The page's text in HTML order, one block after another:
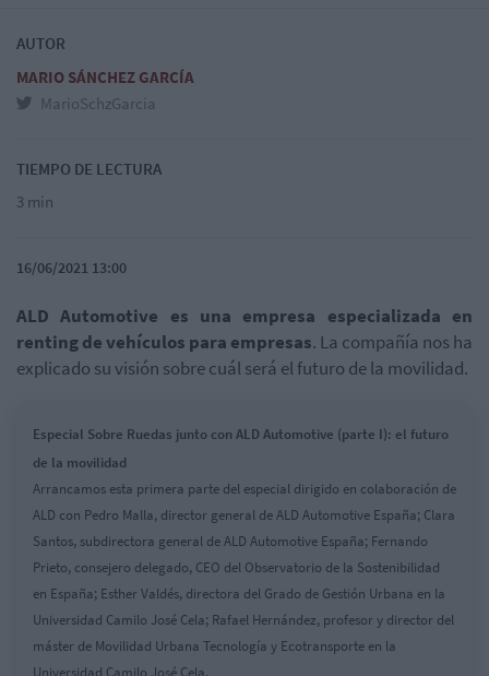
AUTOR
MARIO SÁNCHEZ GARCÍA
MarioSchzGarcia
TIEMPO DE LECTURA
3 min
16/06/2021 13:00
ALD Automotive es una empresa especializada en
renting de vehículos para empresas. La compañía nos ha
explicado su visión sobre cuál será el futuro de la movilidad.
Especial Sobre Ruedas junto con ALD Automotive (parte I): el futuro
de la movilidad
Arrancamos esta primera parte del especial dirigido en colaboración de
ALD con Pedro Malla, director general de ALD Automotive España; Clara
Santos, subdirectora general de ALD Automotive España; Fernando
Prieto, consejero delegado, CEO del Observatorio de la Sostenibilidad
en España; Esther Valdés, directora del Grado de Gestión Urbana en la
Universidad Camilo José Cela; Rafael Hernández, profesor y director del
máster de Movilidad Urbana Tecnología y Ecotransporte en la
Universidad Camilo José Cela.